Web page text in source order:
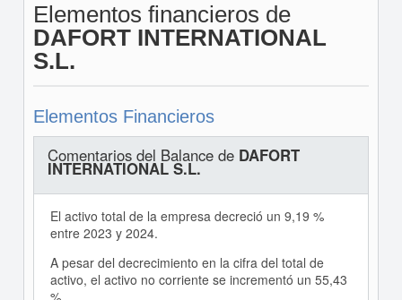
Elementos financieros de
DAFORT INTERNATIONAL
S.L.
Elementos Financieros
Comentarios del Balance de DAFORT
INTERNATIONAL S.L.
El activo total de la empresa decreció un 9,19 %
entre 2023 y 2024.
A pesar del decrecimiento en la cifra del total de
activo, el activo no corriente se incrementó un 55,43